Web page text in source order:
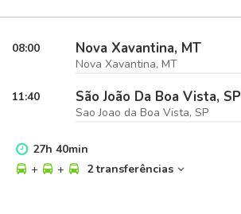
08:00 Nova Xavantina, MT
Nova Xavantina, MT
11:40 São João Da Boa Vista, SP
Sao Joao da Boa Vista, SP
27h 40min
+
+ 2 transferências